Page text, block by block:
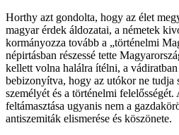
Horthy azt gondolta, hogy az élet
magyar érdek áldozatai, a németek
kormányozza tovább a „történelmi
népirtásban részessé tette
kellett volna halálra ítélni, a
bebizonyítva, hogy az utókor ne tudja
személyét és a történelmi
feltámasztása ugyanis nem a
antiszemiták elismerése és köszönete.